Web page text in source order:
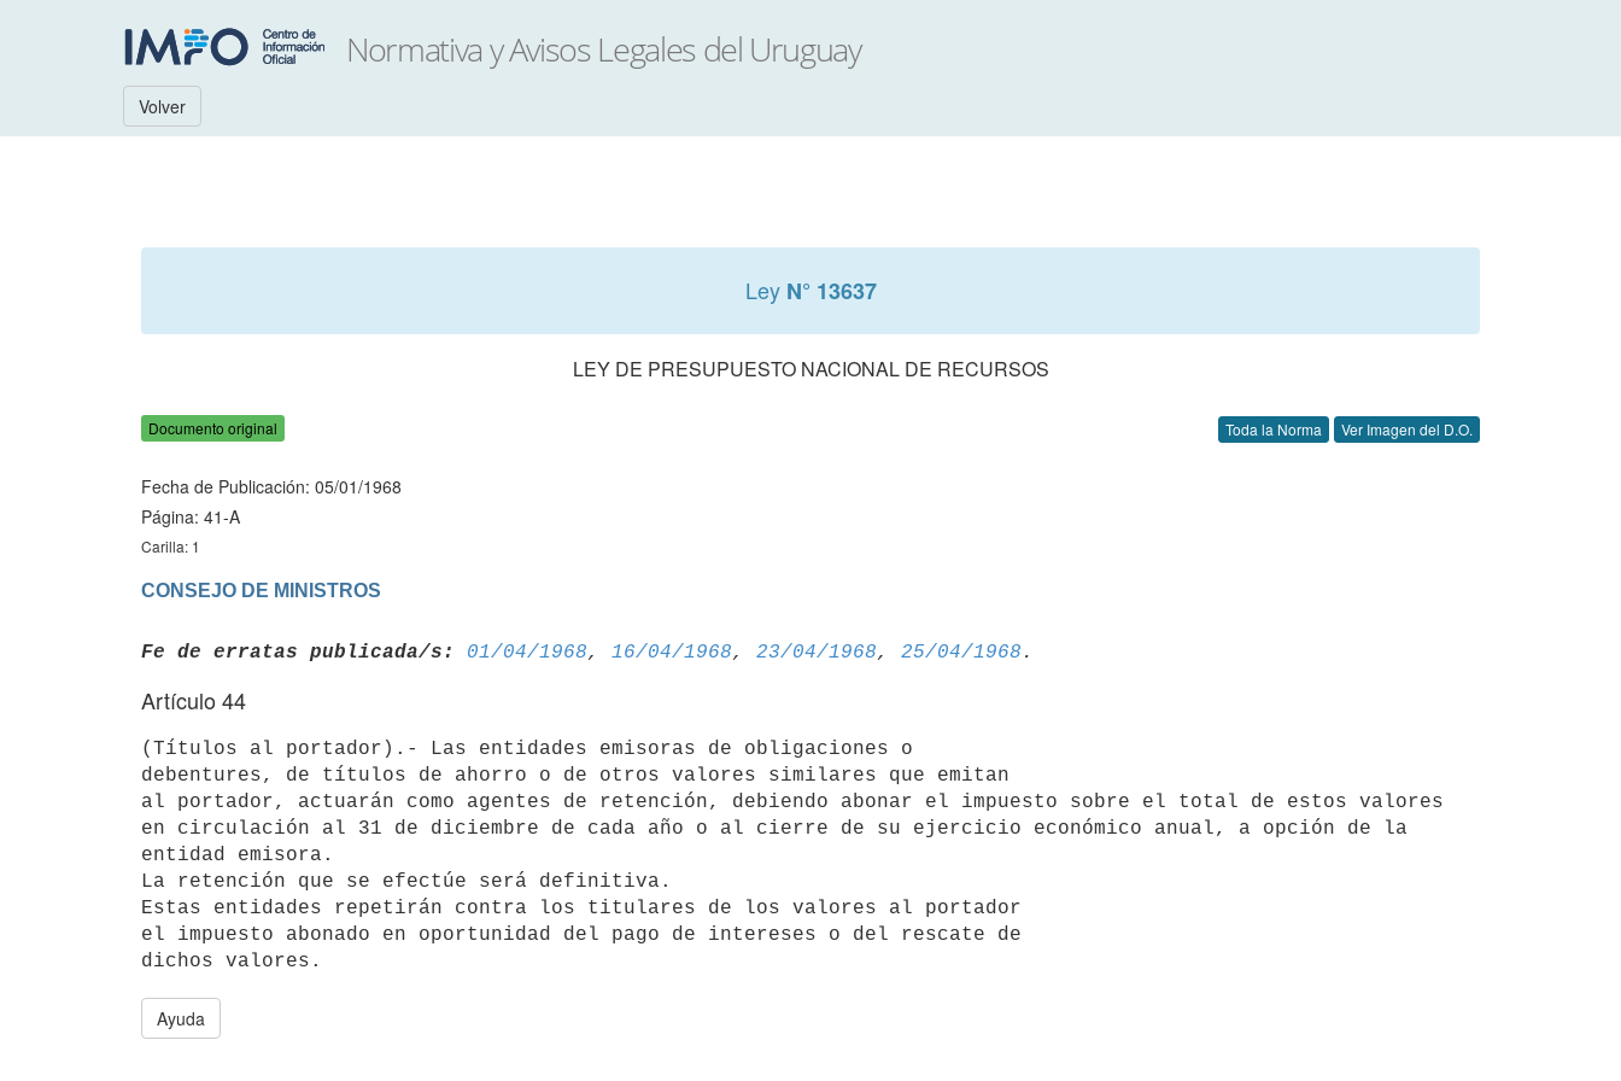
Volver
Ley N° 13637
LEY DE PRESUPUESTO NACIONAL DE RECURSOS
Documento original Toda la Norma Ver Imagen del D.O.
Fecha de Publicación: 05/01/1968
Página: 41-A
Carilla: 1
CONSEJO DE MINISTROS
Fe de erratas publicada/s: 01/04/1968, 16/04/1968, 23/04/1968, 25/04/1968
Artículo 44
(Títulos al portador).- Las entidades emisoras de obligaciones o
debentures, de títulos de ahorro o de otros valores similares que emitan
al portador, actuarán como agentes de retención, debiendo abonar el impuesto sobre el total de estos valores
en circulación al 31 de diciembre de cada año o al cierre de su ejercicio económico anual, a opción de la
entidad emisora.
La retención que se efectúe será definitiva.
Estas entidades repetirán contra los titulares de los valores al portador
el impuesto abonado en oportunidad del pago de intereses o del rescate de
Ayuda